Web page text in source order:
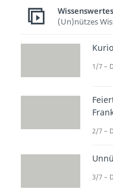
Wissenswertes
(Un)nützes
1/7 –
2/7 –
3/7 –